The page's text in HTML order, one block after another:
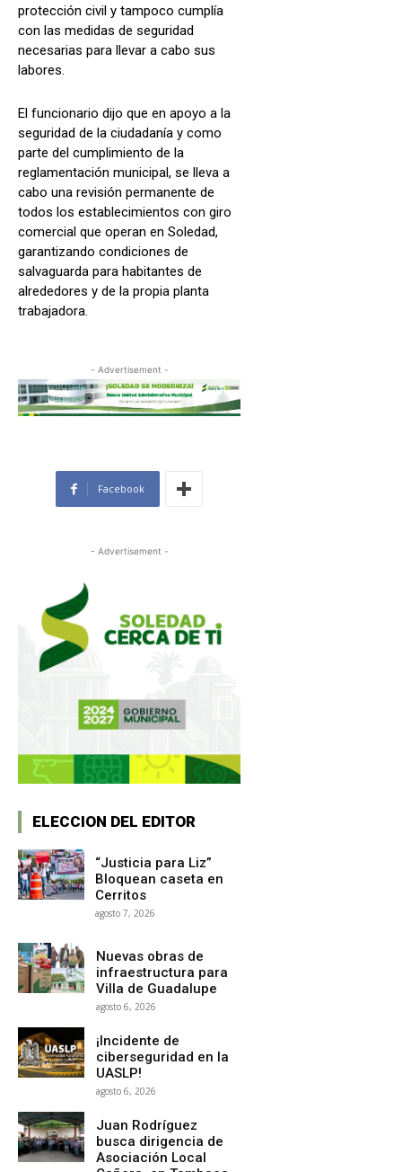
protección civil y tampoco cumplía
con las medidas de seguridad
necesarias para llevar a cabo sus
labores.
El funcionario dijo que en apoyo a la
seguridad de la ciudadanía y como
parte del cumplimiento de la
reglamentación municipal, se lleva a
cabo una revisión permanente de
todos los establecimientos con giro
comercial que operan en Soledad,
garantizando condiciones de
salvaguarda para habitantes de
alrededores y de la propia planta
trabajadora.
- Advertisement -
Facebook
- Advertisement -
ELECCION DEL EDITOR
“Justicia para Liz”
Bloquean caseta en
Cerritos
agosto 7, 2026
Nuevas obras de
infraestructura para
Villa de Guadalupe
agosto 6, 2026
¡Incidente de
ciberseguridad en la
UASLP!
agosto 6, 2026
Juan Rodríguez
busca dirigencia de
Asociación Local